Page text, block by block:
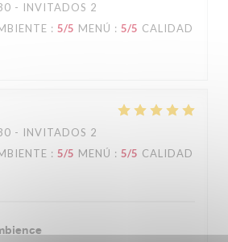
- INVITADOS 2
: 5/5 MENÚ : 5/5 CALIDAD
- INVITADOS 2
: 5/5 MENÚ : 5/5 CALIDAD